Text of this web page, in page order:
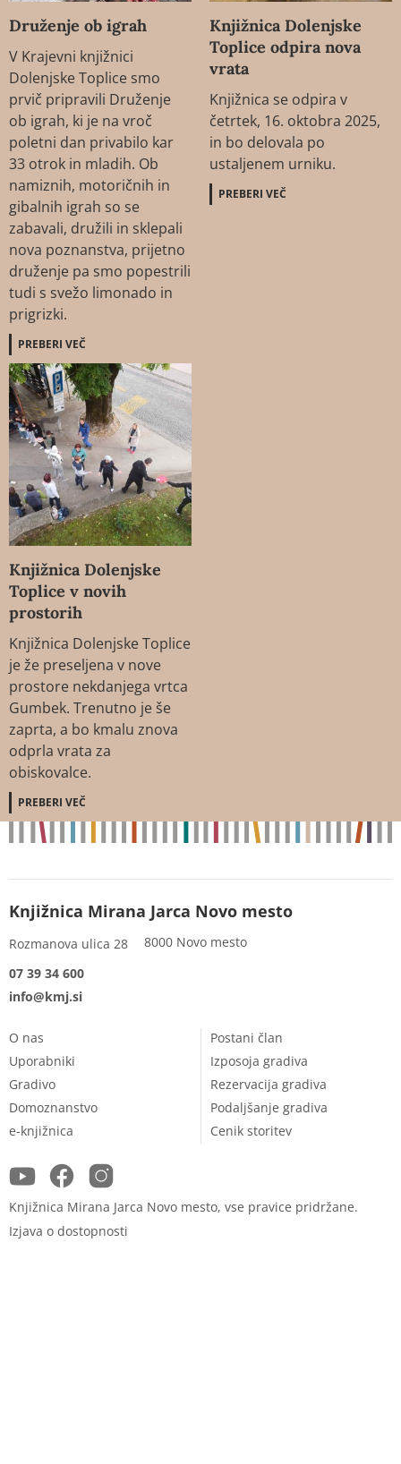
Druženje ob igrah
V Krajevni knjižnici
Dolenjske Toplice smo
prvič pripravili Druženje
ob igrah, ki je na vroč
poletni dan privabilo kar
33 otrok in mladih. Ob
namiznih, motoričnih in
gibalnih igrah so se
zabavali, družili in sklepali
nova poznanstva, prijetno
druženje pa smo popestrili
tudi s svežo limonado in
prigrizki.
PREBERI VEČ
Knjižnica Dolenjske
Toplice odpira nova
vrata
Knjižnica se odpira v
četrtek, 16. oktobra 2025,
in bo delovala po
ustaljenem urniku.
PREBERI VEČ
Knjižnica Dolenjske
Toplice v novih
prostorih
Knjižnica Dolenjske Toplice
je že preseljena v nove
prostore nekdanjega vrtca
Gumbek. Trenutno je še
zaprta, a bo kmalu znova
odprla vrata za
obiskovalce.
PREBERI VEČ
Knjižnica Mirana Jarca Novo mesto
Rozmanova ulica 28
8000 Novo mesto
07 39 34 600
info@kmj.si
O nas
Uporabniki
Gradivo
Domoznanstvo
e-knjižnica
Postani član
Izposoja gradiva
Rezervacija gradiva
Podaljšanje gradiva
Cenik storitev
YouTubeFacebook
Knjižnica Mirana Jarca Novo mesto, vse pravice pridržane.
Izjava o dostopnosti